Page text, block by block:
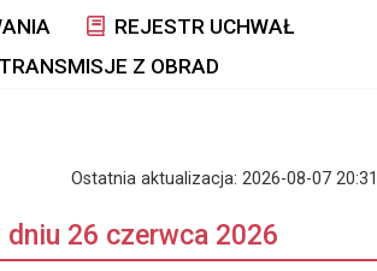
REJESTR UCHWAŁ
TRANSMISJE Z OBRAD
Ostatnia aktualizacja: 2026-08-07
26 czerwca 2026